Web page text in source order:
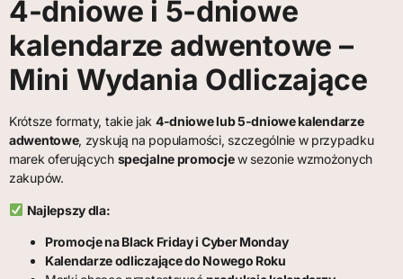
4-dniowe i 5-dniowe
kalendarze adwentowe –
Mini Wydania Odliczające
Krótsze formaty, takie jak 4-dniowe lub 5-dniowe kalendarze
adwentowe, zyskują na popularności, szczególnie w przypadku
marek oferujących specjalne promocjew sezonie wzmożonych
zakupów.
Najlepszy dla:
Promocje na Black Friday i Cyber Monday
Kalendarze odliczające do Nowego Roku